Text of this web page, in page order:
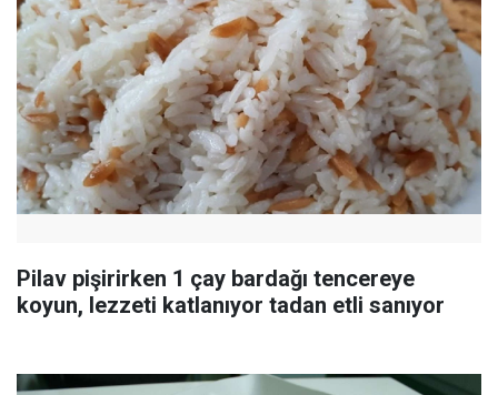
Pilav pişirirken 1 çay bardağı tencereye
koyun, lezzeti katlanıyor tadan etli sanıyor